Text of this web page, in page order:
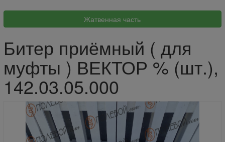
Битер приёмный ( для
муфты ) ВЕКТОР % (шт.),
142.03.05.000